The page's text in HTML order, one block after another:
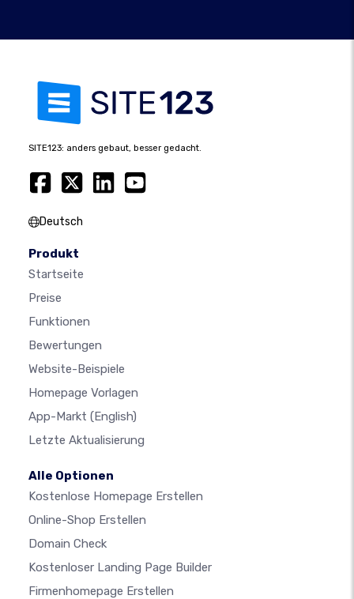
SITE123: anders gebaut, besser gedacht.
Deutsch
Produkt
Startseite
Preise
Funktionen
Bewertungen
Website-Beispiele
Homepage Vorlagen
App-Markt (English)
Letzte Aktualisierung
Alle Optionen
Kostenlose Homepage Erstellen
Online-Shop Erstellen
Domain Check
Kostenloser Landing Page Builder
Firmenhomepage Erstellen